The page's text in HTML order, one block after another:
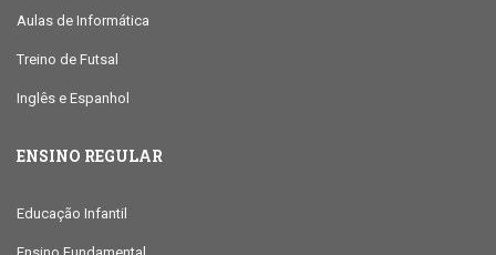
Aulas de Informática
Treino de Futsal
Inglês e Espanhol
ENSINO REGULAR
Educação Infantil
Ensino Fundamental